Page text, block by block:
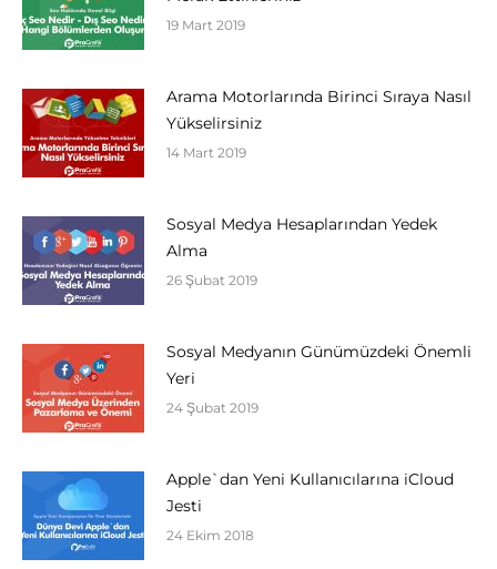
19 Mart 2019
Arama Motorlarında Birinci Sıraya Nasıl
Yükselirsiniz
14 Mart 2019
Sosyal Medya Hesaplarından Yedek
Alma
26 Şubat 2019
Sosyal Medyanın Günümüzdeki Önemli
Yeri
24 Şubat 2019
Apple`dan Yeni Kullanıcılarına iCloud
Jesti
24 Ekim 2018